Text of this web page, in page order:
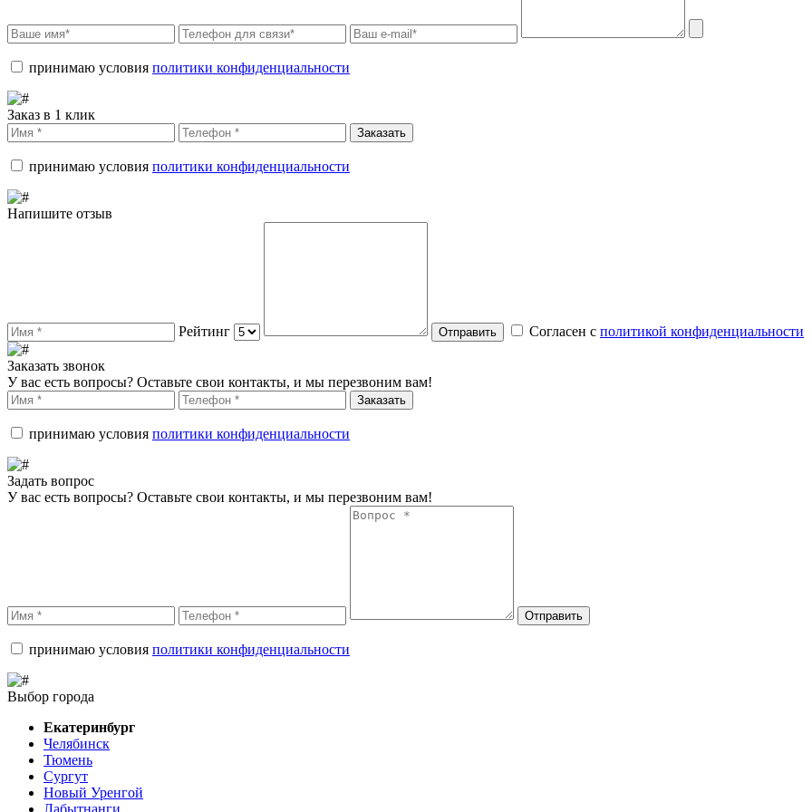
принимаю условия политики конфиденциальности
Заказ в 1 клик
Заказать
принимаю условия политики конфиденциальности
Напишите отзыв
Рейтинг Отправить Согласен с политикой конфиденциальности
Заказать звонок
У вас есть вопросы? Оставьте свои контакты, и мы перезвоним вам!
Заказать
принимаю условия политики конфиденциальности
Задать вопрос
У вас есть вопросы? Оставьте свои контакты, и мы перезвоним вам!
Отправить
принимаю условия политики конфиденциальности
Выбор города
Екатеринбург
Челябинск
Тюмень
Сургут
Новый Уренгой
Лабытнанги